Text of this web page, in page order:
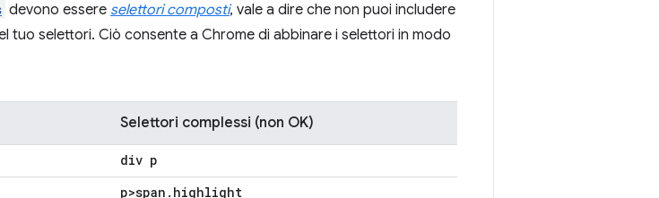
devono essere selettori composti, vale a dire che non puoi includere
tuo selettori. Ciò consente a Chrome di abbinare i selettori in modo
Selettori complessi (non OK)
div p
p>span . highlight